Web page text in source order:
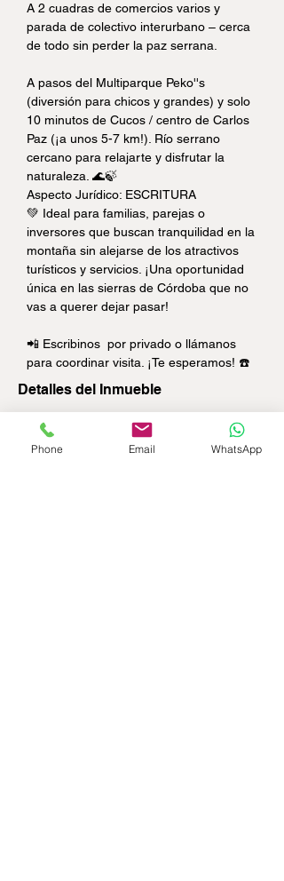
A 2 cuadras de comercios varios y
parada de colectivo interurbano – cerca
de todo sin perder la paz serrana.
A pasos del Multiparque Peko''s
(diversión para chicos y grandes) y solo
10 minutos de Cucos / centro de Carlos
Paz (¡a unos 5-7 km!). Río serrano
cercano para relajarte y disfrutar la
naturaleza. 🌊🍃
Aspecto Jurídico: ESCRITURA
💚 Ideal para familias, parejas o
inversores que buscan tranquilidad en la
montaña sin alejarse de los atractivos
turísticos y servicios. ¡Una oportunidad
única en las sierras de Córdoba que no
vas a querer dejar pasar!
📲 Escribinos  por privado o llámanos
para coordinar visita. ¡Te esperamos! ☎️
Detalles del Inmueble
Tipo de Inmueble:
Phone Email WhatsApp